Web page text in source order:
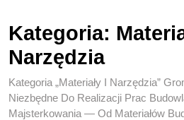
Kategoria:
Narzędzia
Kategoria „Materiały I Narzędzia”
Niezbędne Do Realizacji Prac
Majsterkowania — Od Materiałów